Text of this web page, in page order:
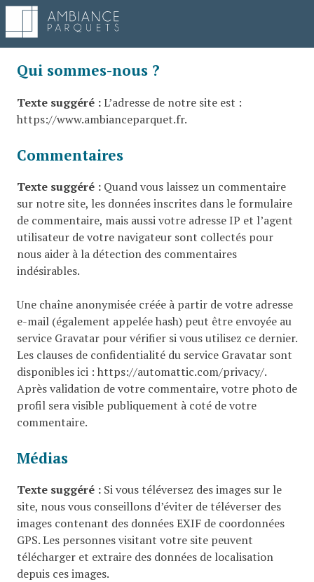
Qui sommes-nous ?
Texte suggéré :L’adresse de notre site est :
https://www.ambianceparquet.fr.
Commentaires
Texte suggéré : Quand vous laissez un commentaire
sur notre site, les données inscrites dans le formulaire
de commentaire, mais aussi votre adresse IP et l’agent
utilisateur de votre navigateur sont collectés pour
nous aider à la détection des commentaires
indésirables.
Une chaîne anonymisée créée à partir de votre adresse
e-mail (également appelée hash) peut être envoyée au
service Gravatar pour vérifier si vous utilisez ce dernier.
Les clauses de confidentialité du service Gravatar sont
disponibles ici : https://automattic.com/privacy/.
Après validation de votre commentaire, votre photo de
profil sera visible publiquement à coté de votre
commentaire.
Médias
Texte suggéré : Si vous téléversez des images sur le
site, nous vous conseillons d’éviter de téléverser des
images contenant des données EXIF de coordonnées
GPS. Les personnes visitant votre site peuvent
télécharger et extraire des données de localisation
depuis ces images.